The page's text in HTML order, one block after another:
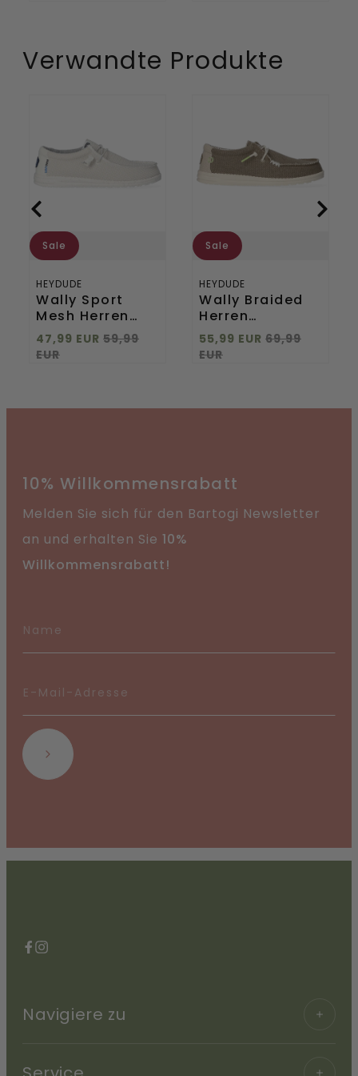
Brown
Verwandte Produkte
Herren
Halbschuhe
Sale
HEYDUDE
Wally Sport
Mesh Herren
Halbschuhe
White
47,99 EUR 59,99
EUR
Halbschuhe
Fossil
Sale
HEYDUDE
Wally Braided
Herren
Halbschuhe
Fossil
55,99 EUR 69,99
EUR
10% Willkommensrabatt
Melden Sie sich für den Bartogi Newsletter
an und erhalten Sie 10%
Willkommensrabatt!
Abonnieren
Navigiere zu